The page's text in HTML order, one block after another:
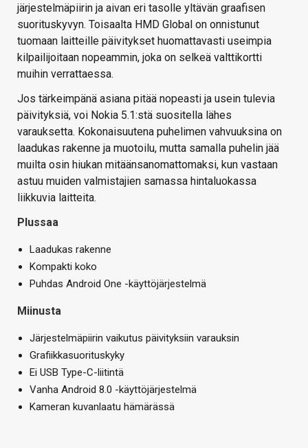
järjestelmäpiirin ja aivan eri tasolle yltävän graafisen
suorituskyvyn. Toisaalta HMD Global on onnistunut
tuomaan laitteille päivitykset huomattavasti useimpia
kilpailijoitaan nopeammin, joka on selkeä valttikortti
muihin verrattaessa.
Jos tärkeimpänä asiana pitää nopeasti ja usein tulevia
päivityksiä, voi Nokia 5.1:stä suositella lähes
varauksetta. Kokonaisuutena puhelimen vahvuuksina on
laadukas rakenne ja muotoilu, mutta samalla puhelin jää
muilta osin hiukan mitäänsanomattomaksi, kun vastaan
astuu muiden valmistajien samassa hintaluokassa
liikkuvia laitteita.
Plussaa
Laadukas rakenne
Kompakti koko
Puhdas Android One -käyttöjärjestelmä
Miinusta
Järjestelmäpiirin vaikutus päivityksiin varauksin
Grafiikkasuorituskyky
Ei USB Type-C-liitintä
Vanha Android 8.0 -käyttöjärjestelmä
Kameran kuvanlaatu hämärässä